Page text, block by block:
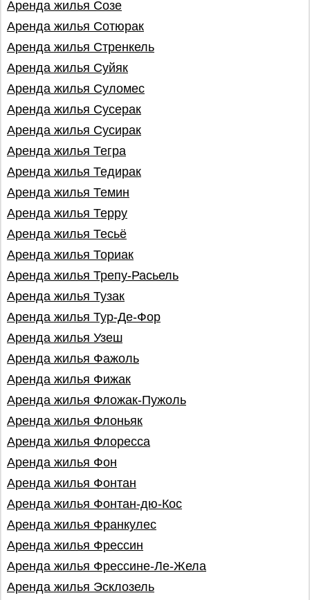
Аренда жилья Созе
Аренда жилья Сотюрак
Аренда жилья Стренкель
Аренда жилья Суйяк
Аренда жилья Суломес
Аренда жилья Сусерак
Аренда жилья Сусирак
Аренда жилья Тегра
Аренда жилья Тедирак
Аренда жилья Темин
Аренда жилья Терру
Аренда жилья Тесьё
Аренда жилья Ториак
Аренда жилья Трепу-Расьель
Аренда жилья Тузак
Аренда жилья Тур-Де-Фор
Аренда жилья Узеш
Аренда жилья Фажоль
Аренда жилья Фижак
Аренда жилья Фложак-Пужоль
Аренда жилья Флоньяк
Аренда жилья Флоресса
Аренда жилья Фон
Аренда жилья Фонтан
Аренда жилья Фонтан-дю-Кос
Аренда жилья Франкулес
Аренда жилья Фрессин
Аренда жилья Фрессине-Ле-Жела
Аренда жилья Эсклозель